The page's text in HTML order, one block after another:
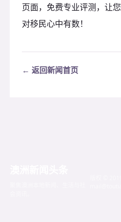
页面，免费专业评测，让您
对移民心中有数！
← 返回新闻首页